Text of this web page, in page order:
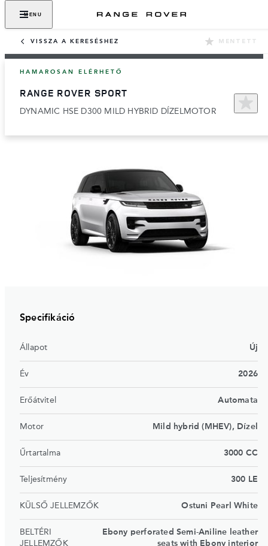
MENU
VISSZA A KERESÉSHEZ MENTETT
HAMAROSAN ELÉRHETŐ
RANGE ROVER SPORT
DYNAMIC HSE D300 MILD HYBRID DÍZELMOTOR
Specifikáció
Állapot Új
Év 2026
Erőátvitel Automata
Motor Mild hybrid (MHEV), Dízel
Űrtartalma 3000 CC
Teljesítmény 300 LE
KÜLSŐ JELLEMZŐK Ostuni Pearl White
BELTÉRI
JELLEMZŐK
Ebony perforated Semi-Aniline leather
seats with Ebony interior